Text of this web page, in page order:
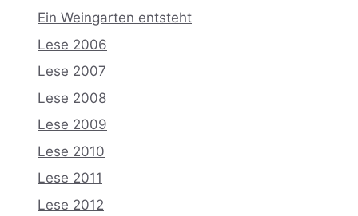
Ein Weingarten entsteht
Lese 2006
Lese 2007
Lese 2008
Lese 2009
Lese 2010
Lese 2011
Lese 2012